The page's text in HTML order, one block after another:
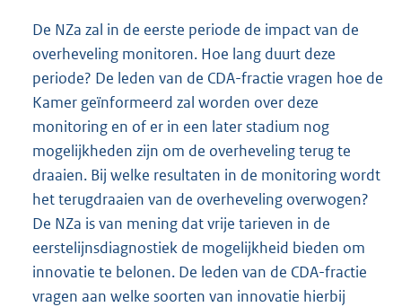
De NZa zal in de eerste periode de impact van de
overheveling monitoren. Hoe lang duurt deze
periode? De leden van de CDA-fractie vragen hoe de
Kamer geïnformeerd zal worden over deze
monitoring en of er in een later stadium nog
mogelijkheden zijn om de overheveling terug te
draaien. Bij welke resultaten in de monitoring wordt
het terugdraaien van de overheveling overwogen?
De NZa is van mening dat vrije tarieven in de
eerstelijnsdiagnostiek de mogelijkheid bieden om
innovatie te belonen. De leden van de CDA-fractie
vragen aan welke soorten van innovatie hierbij